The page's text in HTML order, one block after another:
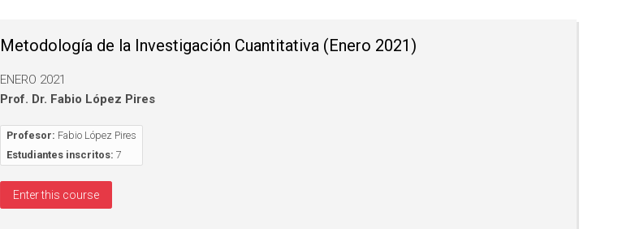
Metodología de la Investigación Cuantitativa (Enero 2021)
ENERO 2021
Prof. Dr. Fabio López Pires
Profesor: Fabio López Pires
Estudiantes inscritos: 7
Enter this course